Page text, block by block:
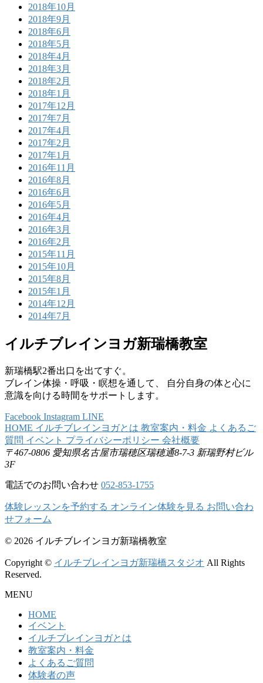
2018年10月
2018年9月
2018年6月
2018年5月
2018年4月
2018年3月
2018年2月
2018年1月
2017年12月
2017年7月
2017年4月
2017年2月
2017年1月
2016年11月
2016年8月
2016年6月
2016年5月
2016年4月
2016年3月
2016年2月
2015年11月
2015年10月
2015年8月
2015年1月
2014年12月
2014年7月
イルチブレインヨガ新瑞橋教室
新瑞橋駅2番出口を出てすぐ。
ブレイン体操・呼吸・瞑想を通して、 自分自身の体と心に
意識を向ける時間をサポートします。
Facebook Instagram LINE
HOME イルチブレインヨガとは 教室案内・料金 よくあるご
質問 イベント プライバシーポリシー 会社概要
〒467-0806 愛知県名古屋市瑞穂区瑞穂通8-7-3 新瑞野村ビル
3F
電話でのお問い合わせ 052-853-1755
体験レッスンを予約する オンライン体験を見る お問い合わ
せフォーム
© 2026 イルチブレインヨガ新瑞橋教室
Copyright © イルチブレインヨガ新瑞橋スタジオ All Rights
Reserved.
MENU
HOME
イベント
イルチブレインヨガとは
教室案内・料金
よくあるご質問
体験者の声